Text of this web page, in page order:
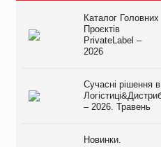
кампанію «Хто б знав» про
асортимент, якого покупці
не очікують побачити на
Каталог Головних
Проєктів
PrivateLabel –
2026
Сучасні рішення в
– 2026. Травень
Новинки.